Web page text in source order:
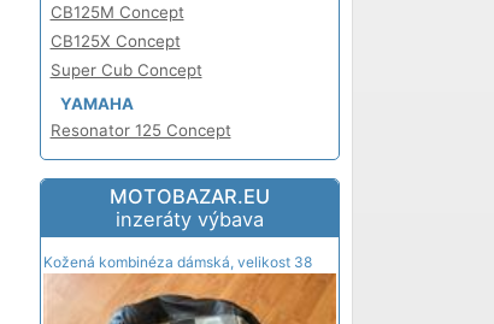
CB125M Concept
CB125X Concept
Super Cub Concept
YAMAHA
Resonator 125 Concept
MOTOBAZAR.EU
inzeráty výbava
Kožená kombinéza dámská, velikost 38